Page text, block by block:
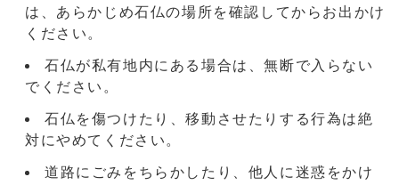
は、あらかじめ石仏の場所を確認してからお出かけ
ください。
石仏が私有地内にある場合は、無断で入らない
でください。
石仏を傷つけたり、移動させたりする行為は絶
対にやめてください。
道路にごみをちらかしたり、他人に迷惑をかけ